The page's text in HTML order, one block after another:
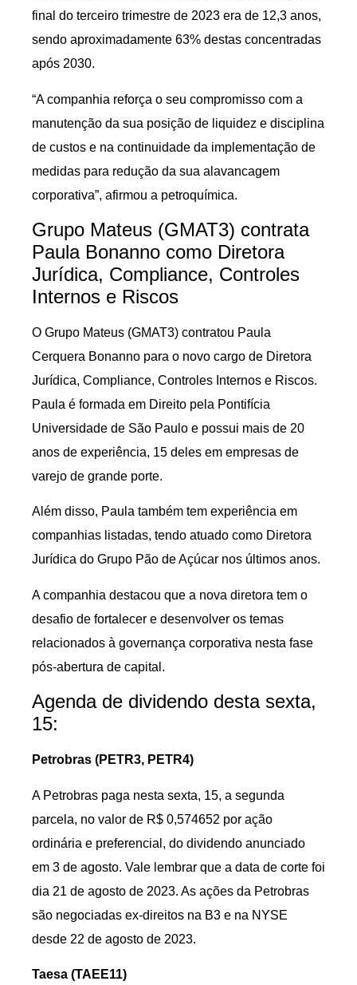
final do terceiro trimestre de 2023 era de 12,3 anos,
sendo aproximadamente 63% destas concentradas
após 2030.
“A companhia reforça o seu compromisso com a
manutenção da sua posição de liquidez e disciplina
de custos e na continuidade da implementação de
medidas para redução da sua alavancagem
corporativa”, afirmou a petroquímica.
Grupo Mateus (GMAT3) contrata
Paula Bonanno como Diretora
Jurídica, Compliance, Controles
Internos e Riscos
O Grupo Mateus (GMAT3) contratou Paula
Cerquera Bonanno para o novo cargo de Diretora
Jurídica, Compliance, Controles Internos e Riscos.
Paula é formada em Direito pela Pontifícia
Universidade de São Paulo e possui mais de 20
anos de experiência, 15 deles em empresas de
varejo de grande porte.
Além disso, Paula também tem experiência em
companhias listadas, tendo atuado como Diretora
Jurídica do Grupo Pão de Açúcar nos últimos anos.
A companhia destacou que a nova diretora tem o
desafio de fortalecer e desenvolver os temas
relacionados à governança corporativa nesta fase
pós-abertura de capital.
Agenda de dividendo desta sexta,
15:
Petrobras (PETR3, PETR4)
A Petrobras paga nesta sexta, 15, a segunda
parcela, no valor de R$ 0,574652 por ação
ordinária e preferencial, do dividendo anunciado
em 3 de agosto. Vale lembrar que a data de corte foi
dia 21 de agosto de 2023. As ações da Petrobras
são negociadas ex-direitos na B3 e na NYSE
desde 22 de agosto de 2023.
Taesa (TAEE11)